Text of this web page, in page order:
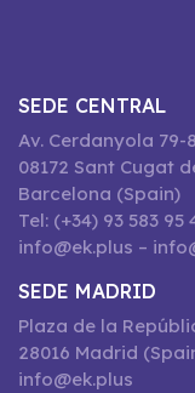
SEDE CENTRAL
Av. Cerdanyola 79-
08172 Sant Cugat
Barcelona (Spain)
Tel: (+34) 93 583 95
info@ek.plus –
SEDE MADRID
Plaza de la
28016 Madrid
info@ek.plus